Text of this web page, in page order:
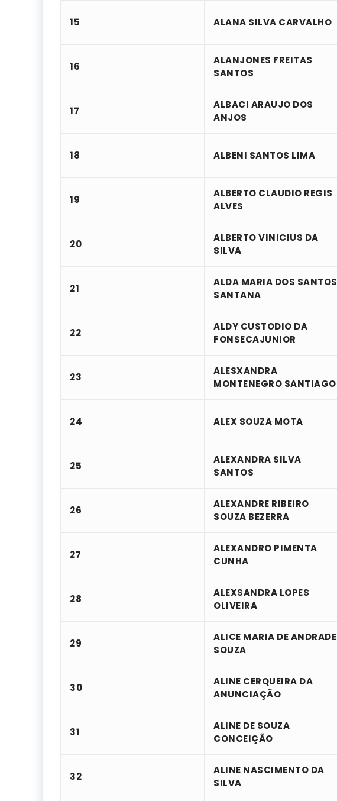
15 ALANA SILVA CARVALHO
16
ALANJONES FREITAS
SANTOS
17
ALBACI ARAUJO DOS
ANJOS
18 ALBENI SANTOS LIMA
19
ALBERTO CLAUDIO REGIS
ALVES
20
ALBERTO VINICIUS DA
SILVA
21
ALDA MARIA DOS SANTOS
SANTANA
22
ALDY CUSTODIO DA
FONSECAJUNIOR
23
ALESXANDRA
MONTENEGRO SANTIAGO
24 ALEX SOUZA MOTA
25
ALEXANDRA SILVA
SANTOS
26
ALEXANDRE RIBEIRO
SOUZA BEZERRA
27
ALEXANDRO PIMENTA
CUNHA
28
ALEXSANDRA LOPES
OLIVEIRA
29
ALICE MARIA DE ANDRADE
SOUZA
30
ALINE CERQUEIRA DA
ANUNCIAÇÃO
31
ALINE DE SOUZA
CONCEIÇÃO
32
ALINE NASCIMENTO DA
SILVA